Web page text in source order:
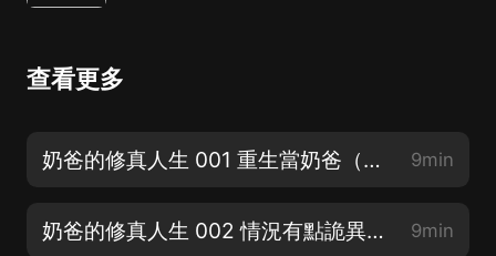
查看更多
奶爸的修真人生 001 重生當奶爸（喜當爹！順便賺個明星老婆！逆襲爽文！） 9min
奶爸的修真人生 002 情況有點詭異（新書上架，訂閱不迷路） 9min